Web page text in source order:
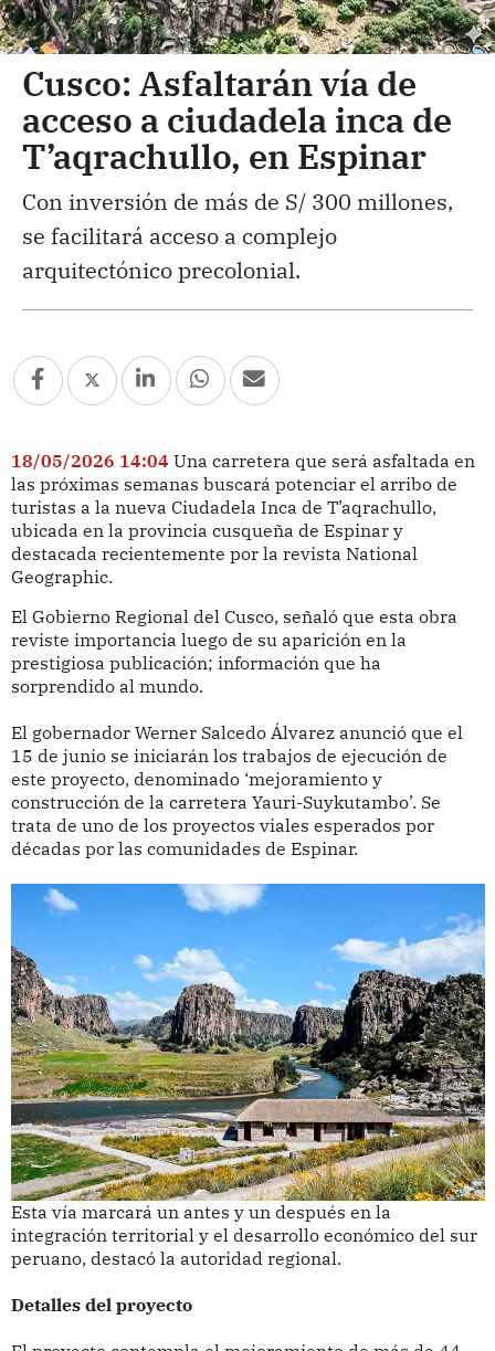
Cusco: Asfaltarán vía de
acceso a ciudadela inca de
T’aqrachullo, en Espinar
Con inversión de más de S/ 300 millones,
se facilitará acceso a complejo
arquitectónico precolonial.
18/05/2026 14:04 Una carretera que será asfaltada en
las próximas semanas buscará potenciar el arribo de
turistas a la nueva Ciudadela Inca de T’aqrachullo,
ubicada en la provincia cusqueña de Espinar y
destacada recientemente por la revista National
Geographic.
El Gobierno Regional del Cusco, señaló que esta obra
reviste importancia luego de su aparición en la
prestigiosa publicación; información que ha
sorprendido al mundo.
El gobernador Werner Salcedo Álvarez anunció que el
15 de junio se iniciarán los trabajos de ejecución de
este proyecto, denominado ‘mejoramiento y
construcción de la carretera Yauri-Suykutambo’. Se
trata de uno de los proyectos viales esperados por
décadas por las comunidades de Espinar.
Esta vía marcará un antes y un después en la
integración territorial y el desarrollo económico del sur
peruano, destacó la autoridad regional.
Detalles del proyecto